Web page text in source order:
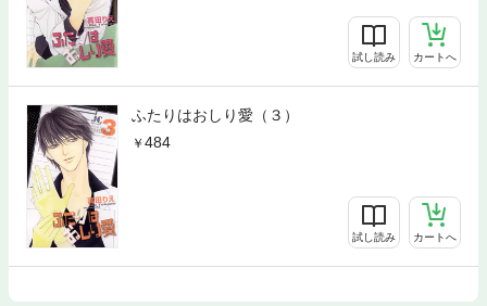
試し読み カートへ
ふたりはおしり愛（３）
484
試し読み カートへ